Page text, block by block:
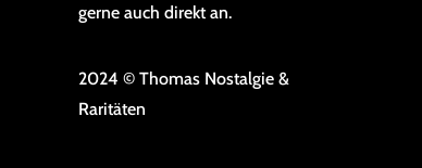
gerne auch direkt an.
2024 © Thomas Nostalgie &
Raritäten